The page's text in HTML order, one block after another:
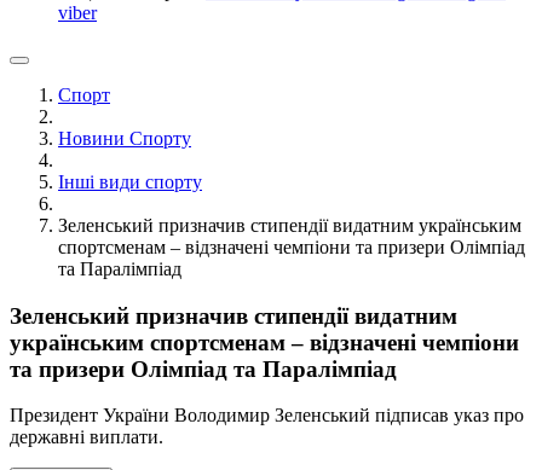
viber
Спорт
Новини Спорту
Інші види спорту
Зеленський призначив стипендії видатним українським
спортсменам – відзначені чемпіони та призери Олімпіад
та Паралімпіад
Зеленський призначив стипендії видатним
українським спортсменам – відзначені чемпіони
та призери Олімпіад та Паралімпіад
Президент України Володимир Зеленський підписав указ про
державні виплати.